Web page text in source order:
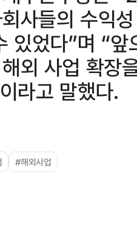
사들의 수익
있었다”며 “
외 사업 확장
라고 말했다.
#해외사업